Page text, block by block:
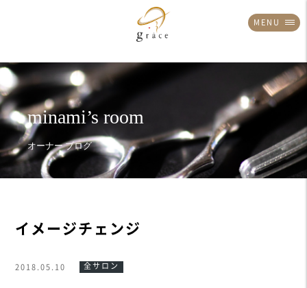
MENU
イメージチェンジ
2018.05.10 全サロン